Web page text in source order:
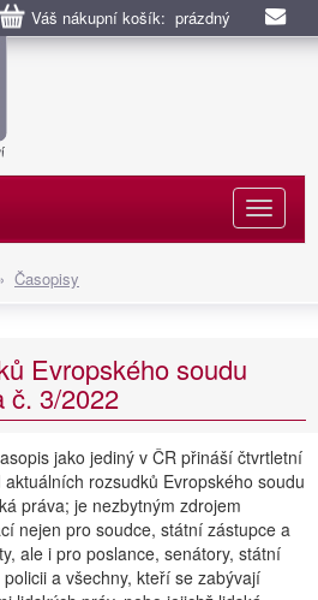
Váš nákupní košík: prázdný
Časopisy
Evropského soudu
č. 3/2022
jako jediný v ČR přináší čtvrtletní
aktuálních rozsudků Evropského soudu
práva; je nezbytným zdrojem
nejen pro soudce, státní zástupce a
ale i pro poslance, senátory, státní
a všechny, kteří se zabývají